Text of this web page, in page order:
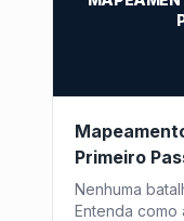
Primeiro
Nenhuma
Entenda